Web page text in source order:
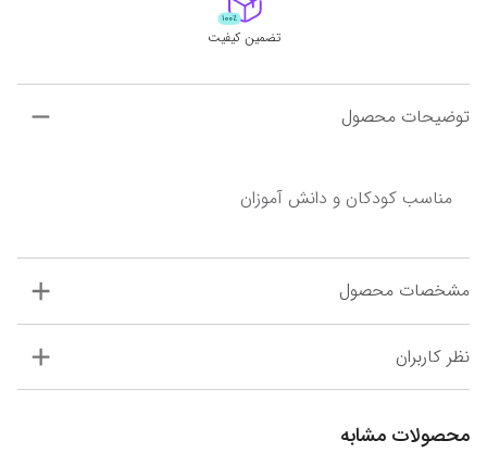
تضمین کیفیت
توضیحات محصول
مناسب کودکان و دانش آموزان
مشخصات محصول
نظر کاربران
محصولات مشابه